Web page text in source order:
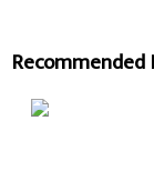
Recommended